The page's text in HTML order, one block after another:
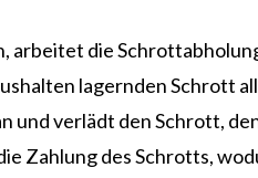
arbeitet die
lagernden Schrott
und verlädt den Schrott,
Zahlung des Schrotts,